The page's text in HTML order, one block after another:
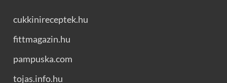
cukkinireceptek.hu
fittmagazin.hu
pampuska.com
tojas.info.hu